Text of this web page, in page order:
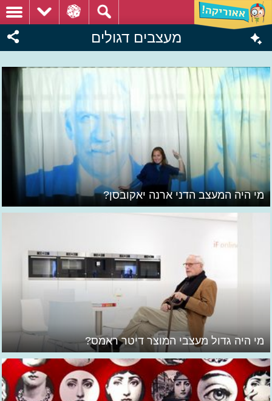
מעצבים דגולים
מי היה המעצב הדני ארנה יאקובסן?
מי היה גדול מעצבי המוצר דיטר ראמס?